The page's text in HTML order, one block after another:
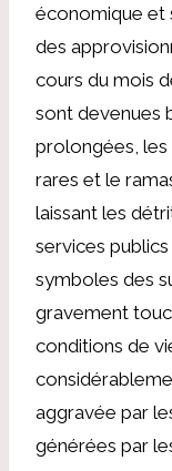
économique et
des
cours du mois
sont devenues
prolongées,
rares et le
laissant les
services publics
symboles des
gravement
conditions de
aggravée par
générées par